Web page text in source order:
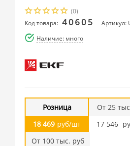
(0)
Код товара: 40605
Артикул:
Наличие: много
Розница
18 469 руб/шт
От 25
17 546
От 100 тыс. руб